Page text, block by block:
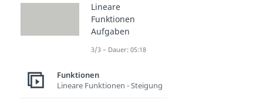
Lineare
Funktionen
Aufgaben
3/3 – Dauer: 05:18
Funktionen
Lineare Funktionen - Steigung